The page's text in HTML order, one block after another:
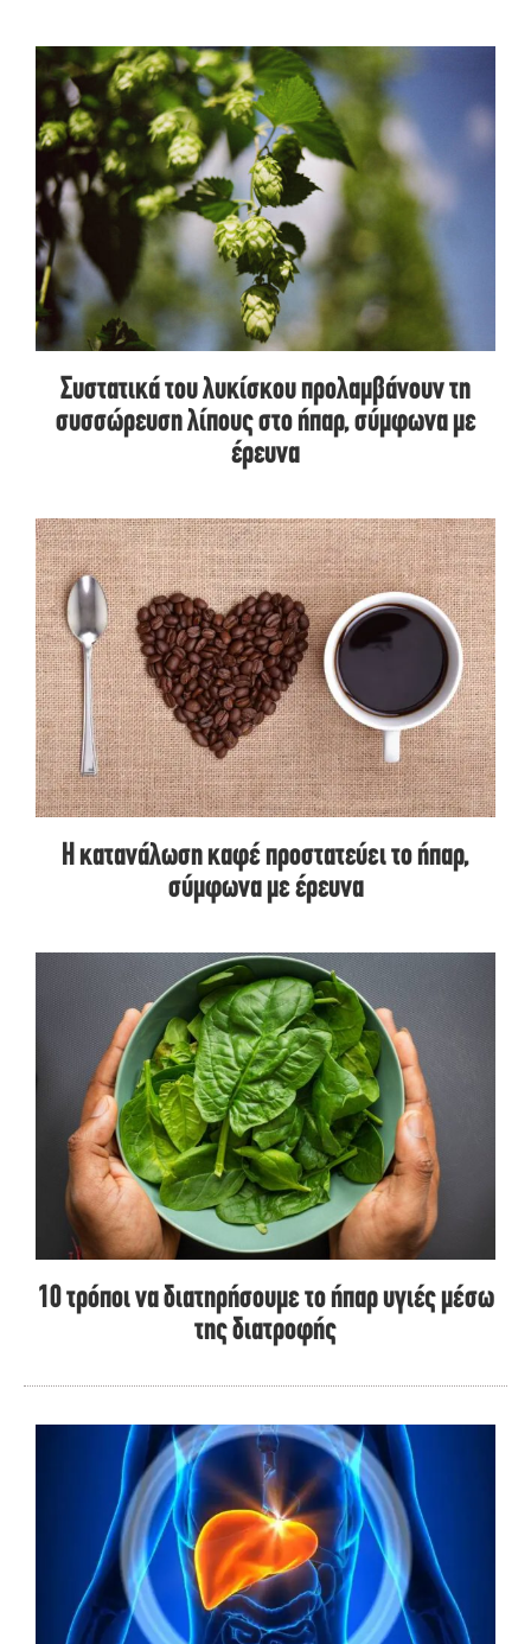
Συστατικά του λυκίσκου προλαμβάνουν τη
συσσώρευση λίπους στο ήπαρ, σύμφωνα με
έρευνα
Η κατανάλωση καφέ προστατεύει το ήπαρ,
σύμφωνα με έρευνα
10 τρόποι να διατηρήσουμε το ήπαρ υγιές μέσω
της διατροφής